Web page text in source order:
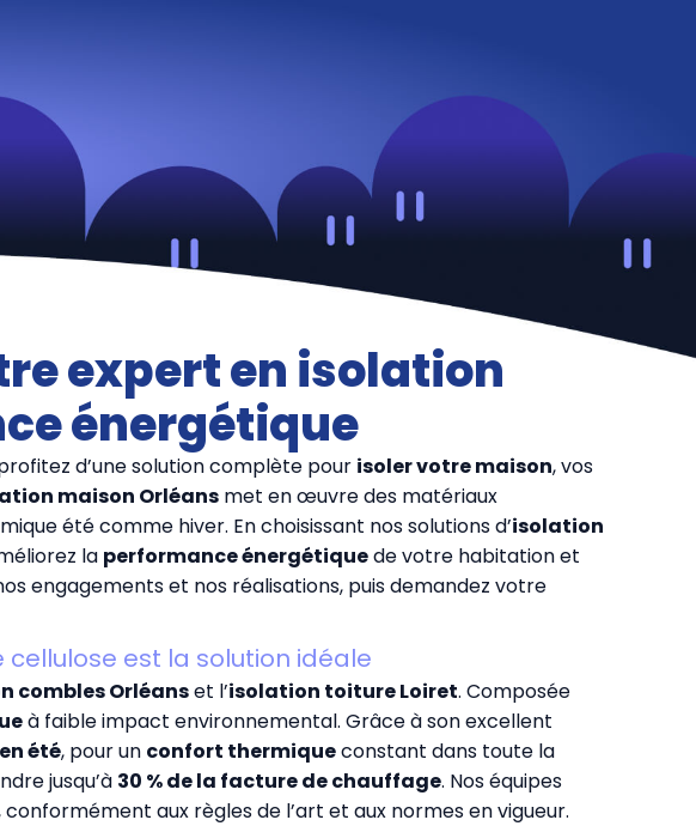
expert en isolation
énergétique
d’une solution complète pour isoler votre maison, vos
maison Orléans met en œuvre des matériaux
été comme hiver. En choisissant nos solutions d’isolation
la performance énergétiquede votre habitation et
engagements et nos réalisations, puis demandez votre
est la solution idéale
combles Orléanset l’isolation toiture Loiret. Composée
à faible impact environnemental. Grâce à son excellent
été, pour un confort thermiqueconstant dans toute la
jusqu’à 30 % de la facture de chauffage. Nos équipes
aux règles de l’art et aux normes en vigueur.